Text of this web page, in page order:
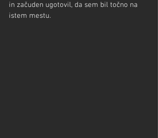
in začuden ugotovil, da sem bil točno na
istem mestu.